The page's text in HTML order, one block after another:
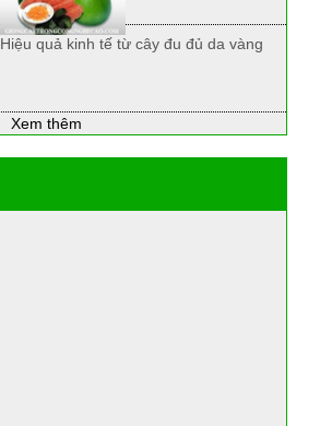
Hiệu quả kinh tế từ cây đu đủ da vàng
Xem thêm